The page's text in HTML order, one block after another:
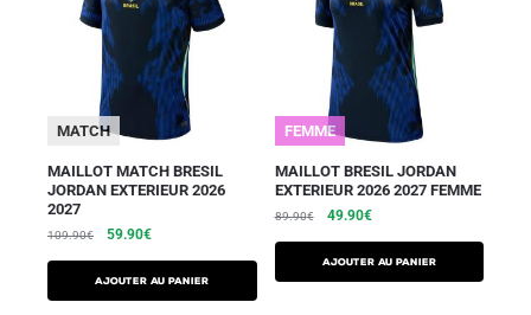
MATCH
MAILLOT MATCH BRESIL
JORDAN EXTERIEUR 2026
2027
109.90€ 59.90€
AJOUTER AU PANIER
FEMME
MAILLOT BRESIL JORDAN
EXTERIEUR 2026 2027 FEMME
89.90€ 49.90€
AJOUTER AU PANIER